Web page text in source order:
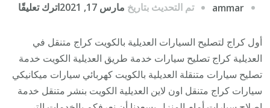
ammar تم التحديث بتاريخ مارس 17, 2021 اترك تعليقًا
أول كراج لتصليح السيارات العديلية بالكويت كراج متنقل في
العديلية كراج تصليح سيارات خدمة طريق العديلية الكويت خدمة
تصليح سيارات متنقلة العديلية بالكويت كهربائي سيارات ميكانيكي
سيارات كراج متنقل اون لاين العديلية الكويت بنشر متنقل خدمة